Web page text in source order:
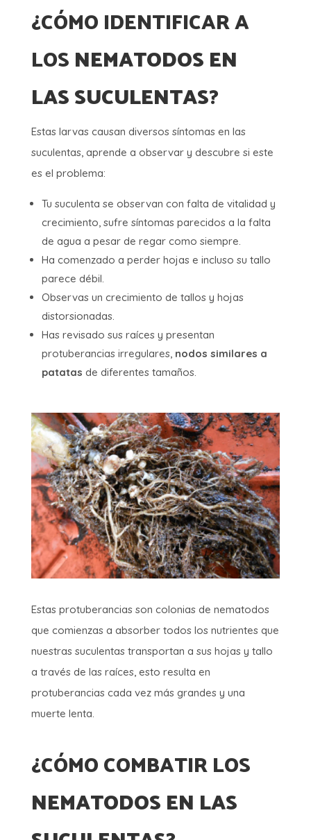
¿CÓMO IDENTIFICAR A
LOSNEMATODOS EN
LAS SUCULENTAS?
Estas larvas causan diversos síntomas en las
suculentas, aprende a observar y descubre si este
es el problema:
Tu suculenta se observan con falta de vitalidad y
crecimiento, sufre síntomas parecidos a la falta
de agua a pesar de regar como siempre.
Ha comenzado a perder hojas e incluso su tallo
parece débil.
Observas un crecimiento de tallos y hojas
distorsionadas.
Has revisado sus raíces y presentan
protuberancias irregulares, nodos similares a
patatas de diferentes tamaños.
Estas protuberancias son colonias de nematodos
que comienzas a absorber todos los nutrientes que
nuestras suculentas transportan a sus hojas y tallo
a través de las raíces, esto resulta en
protuberancias cada vez más grandes y una
muerte lenta.
¿CÓMO COMBATIR LOS
NEMATODOS EN LAS